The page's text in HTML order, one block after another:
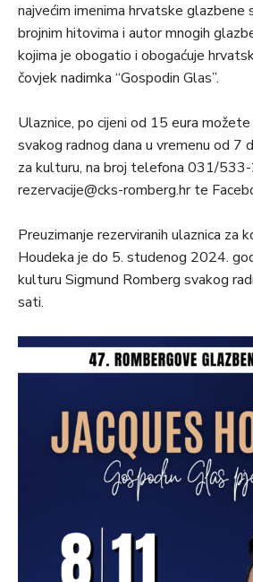
najvećim imenima hrvatske glazbene
brojnim hitovima i autor mnogih
kojima je obogatio i obogaćuje
čovjek nadimka “Gospodin Glas”.
Ulaznice, po cijeni od 15 eura
svakog radnog dana u vremenu od 7
za kulturu, na broj telefona 031/
rezervacije@cks-romberg.hr te
Preuzimanje rezerviranih ulaznica za
Houdeka je do 5. studenog 2024.
kulturu Sigmund Romberg svakog
sati.